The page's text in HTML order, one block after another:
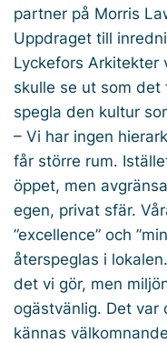
partner på Morris
Uppdraget till
Lyckefors Arkitekter
skulle se ut som
spegla den kultur
– Vi har ingen
får större rum.
öppet, men
egen, privat sfär.
”excellence” och
återspeglas i
det vi gör, men
ogästvänlig. Det
kännas